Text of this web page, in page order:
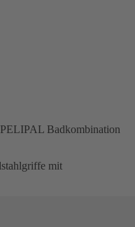
PELIPAL Badkombination